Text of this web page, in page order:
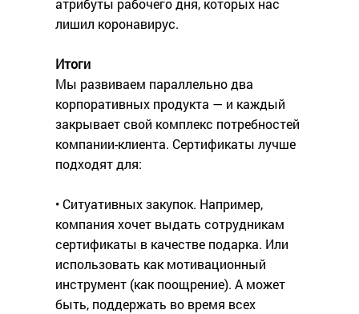
атрибуты рабочего дня, которых нас
лишил коронавирус.
Итоги
Мы развиваем параллельно два
корпоративных продукта — и каждый
закрывает свой комплекс потребностей
компании-клиента. Сертификаты лучше
подходят для:
• Ситуативных закупок. Например,
компания хочет выдать сотрудникам
сертификаты в качестве подарка. Или
использовать как мотивационный
инструмент (как поощрение). А может
быть, поддержать во время всех